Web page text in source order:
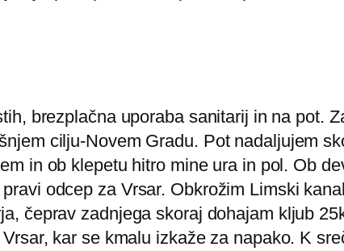
brezplačna uporaba sanitarij in na pot.
cilju-Novem Gradu. Pot nadaljujem
in ob klepetu hitro mine ura in pol. Ob
odcep za Vrsar. Obkrožim Limski
čeprav zadnjega skoraj dohajam kljub
kar se kmalu izkaže za napako. K